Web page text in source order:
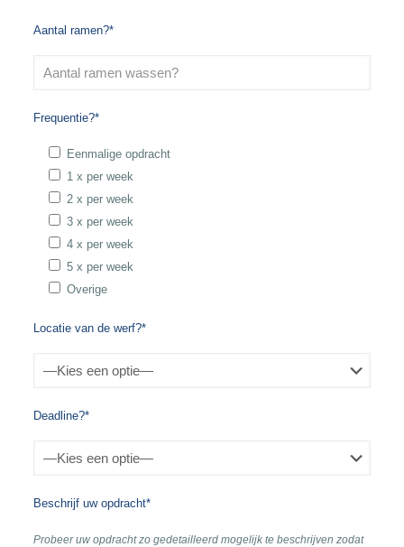
Aantal ramen?*
Frequentie?*
Eenmalige opdracht
1 x per week
2 x per week
3 x per week
4 x per week
5 x per week
Overige
Locatie van de werf?*
Deadline?*
Beschrijf uw opdracht*
Probeer uw opdracht zo gedetailleerd mogelijk te beschrijven zodat